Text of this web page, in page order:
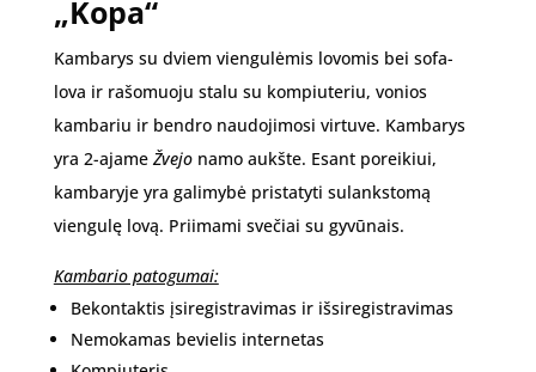
„Kopa“
Kambarys su dviem viengulėmis lovomis bei sofa-
lova ir rašomuoju stalu su kompiuteriu, vonios
kambariu ir bendro naudojimosi virtuve. Kambarys
yra 2-ajameŽvejonamo aukšte. Esant poreikiui,
kambaryje yra galimybė pristatyti sulankstomą
viengulę lovą. Priimami svečiai su gyvūnais.
Kambario patogumai:
Bekontaktis įsiregistravimas ir išsiregistravimas
Nemokamas bevielis internetas